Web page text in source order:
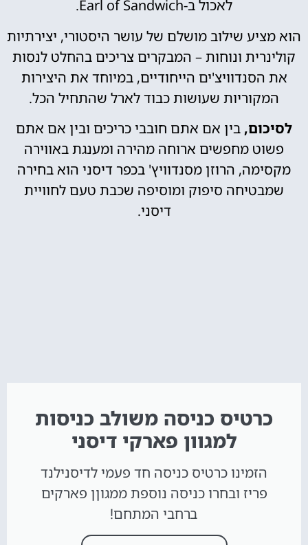
לאכול ב-Earl of Sandwich.
הוא מציע שילוב מושלם של עושר היסטורי, יצירתיות
קולינרית ונוחות – המבקרים צריכים בהחלט לנסות
את הסנדוויצ'ים הייחודיים, במיוחד את היצירות
המקוריות שעושות כבוד לארל שהתחיל הכל.
לסיכום, בין אם אתם חובבי כריכים ובין אם אתם
פשוט מחפשים ארוחה מהירה ומענגת באווירה
מקסימה, הרוזן מסנדוויץ' בכפר דיסני הוא בחירה
שמבטיחה סיפוק ומוסיפה שכבת טעם לחוויית
דיסני.
כרטיס כניסה משולב כניסות
למגוון פארקי דיסני
הזמינו כרטיס כניסה חד פעמי לדיסנילנד
פריז ובחרו כניסה נוספת ממגוןן פארקים
ברחבי המתחם!